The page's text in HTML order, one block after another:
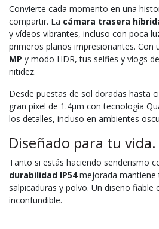
Convierte cada momento en una
compartir. La cámara trasera
y vídeos vibrantes, incluso con poca
primeros planos impresionantes. Con
MP y modo HDR, tus selfies y vlogs
nitidez.
Desde puestas de sol doradas hasta
gran píxel de 1.4μm con tecnología
los detalles, incluso en ambientes
Diseñado para tu vida.
Tanto si estás haciendo senderismo
durabilidad IP54mejorada mantiene
salpicaduras y polvo. Un diseño fiable
inconfundible.